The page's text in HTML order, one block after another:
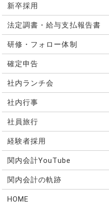
新卒採用
法定調書・給与支払報告書
研修・フォロー体制
確定申告
社内ランチ会
社内行事
社員旅行
経験者採用
関内会計YouTube
関内会計の軌跡
HOME